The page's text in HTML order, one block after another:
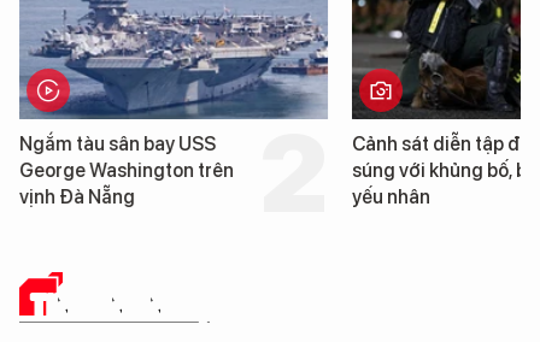
Ngắm tàu sân bay USS
George Washington trên
vịnh Đà Nẵng
Cảnh sát diễn tập
súng với khủng bố,
yếu nhân
TIN CÔNG NGHỆ